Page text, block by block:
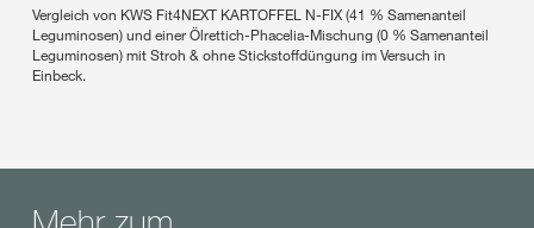
Vergleich von KWS Fit4NEXT KARTOFFEL N-FIX (41 % Samenanteil
Leguminosen) und einer Ölrettich-Phacelia-Mischung (0 % Samenanteil
Leguminosen) mit Stroh & ohne Stickstoffdüngung im Versuch in
Einbeck.